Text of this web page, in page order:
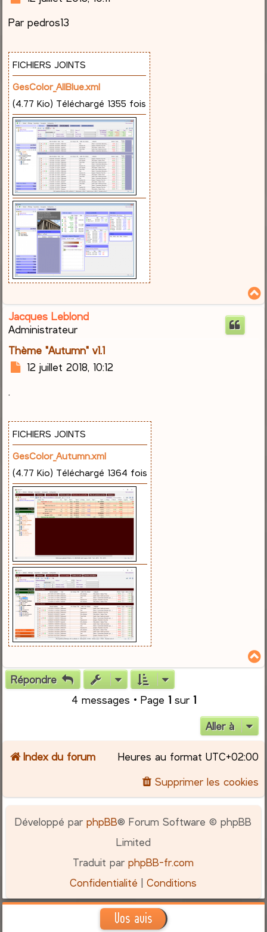
s
a
g
e
Par pedros13
FICHIERS JOINTS
GesColor_AllBlue.xml
(4.77 Kio) Téléchargé 1355 fois
Jacques Leblond
Administrateur
Thème "Autumn" v1.1
M
a
g
e
12 juillet 2018, 10:12
.
FICHIERS JOINTS
GesColor_Autumn.xml
(4.77 Kio) Téléchargé 1364 fois
Répondre
4 messages • Page 1sur 1
Aller à
Index du forum Heures au format UTC+02:00
Supprimer les cookies
Développé parphpBB® Forum Software © phpBB
Limited
Traduit parphpBB-fr.com
Confidentialité |Conditions
Vos avis